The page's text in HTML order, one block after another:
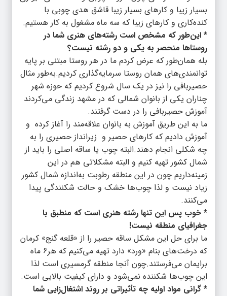
بسیار زیبا و کارهای بسیار زیبا قاشق هدی چوبی با
کنده‌کاری و کارهای زیبا که سه ماه مشغول به کار هستیم.
* این‌طور که مشخص است رشته‌های هنری شما در
روستاها منحصر به یکی و دو رشته نیست؟
بله همان‌طور که عرض کردم ما در هر روستا مبتنی بر پایه
توانمندی‌های همان روستا سرمایه‌گذاری کردیم.به‌طور مثال
حصیربافی را نیز در یک سال شروع کردیم که حوزه شهر
چناران یکی از بانوان شمالی که در مشهد زندگی می‌کردند
آموزش حصیربافی را در دست گرفتند.
ما به این طریق آموزش به بانوان علاقه‌مند را آغاز کرده و
آموزش دادیم که کارهای حصیر و زیرانداز حصیری را به
چه شکلی انجام دهند.البته چوب یا ساقه اصلی را باید از
شمال کشور تهیه کنیم و البته مشکلاتی هم در این
زمینه‌داریم چون در این منطقه رطوبت به‌اندازه شمال کشور
زیاد نیست و لذا چوب‌ها خشک و حالت شکنندگی پیدا
می‌کنند.
* خوب پس این تنها رشته هنری است که منطبق با
جغرافیای منطقه نیست!
ما برای حل این مشکل ساقه حصیر را از «قلعه گنج» کرمان‌
که درخت‌های بنام «ورد» دارد تهیه می‌کنیم که هر۶ ماه
برایمان می‌فرستند.چون آنجا منطقه گرمسیری است لذا
این چوب‌ها شکننده نمی‌شود و دارای کیفیت بالایی است.
* گرانی مواد اولیه چه تأثیراتی بر روند اشتغال‌زایی شما